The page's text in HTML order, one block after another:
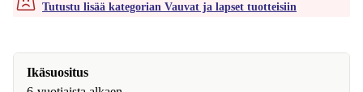
Tutustu lisää kategorian Vauvat ja lapset tuotteisiin
Ikäsuositus